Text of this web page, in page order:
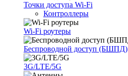
Точки доступа Wi-Fi
Контроллеры
Wi-Fi роутеры
Беспроводной доступ (БШПД)
3G/LTE/5G